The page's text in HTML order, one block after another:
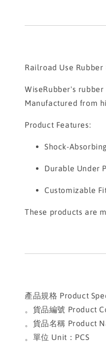
Railroad Use
WiseRubber's
Manufactured from
Product Features:
Shock-
Durable Under
Customizable
These products are
產品規格 Product
。貨品編號 Product
。貨品名稱 Product
。單位 Unit：PCS